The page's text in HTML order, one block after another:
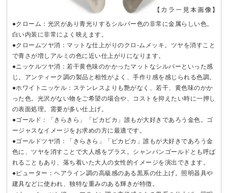
●クローム：光沢があり青光りするシルバー色の非常に金属らしい色。
白い内装に非常によく映えます。
●クロームツヤ消：マットな仕上がりのクロ-ムメッキ。ツヤを消すこと
で青さが増しアルミの色に近い仕上がりになります。
●ニッケルツヤ消：若干黄色味のかかったマットなシルバーといった感
じ。アンティーク調の製品と相性がよく、手作り感を感じられる色調。
●ホワイトニッケル：ステンレスよりも艶がなく、若干、黄色味のかか
った色。光沢がない物をご希望の場合や、コストを抑えたい時に一押し
の表面処理。需要が多い仕上げ。
●ゴールド：「きらきら」「ピカピカ」誰もが大好きであろう金色。ゴ
ージャスなイメージをお求めの方に最適です。
●ゴールドツヤ消：「きらきら」「ピカピカ」誰もが大好きであろう金
色に、ツヤを消すことで大人感をプラス。シャンパンゴールドとも呼ば
れることもあり、落ち着いた大人の女性的イメージを演出できます。
●ピューター：ヘアライン調の高級感のある黒系の仕上げ。照明器具や
建具などに使われ、独特な重みのある輝きが特徴。